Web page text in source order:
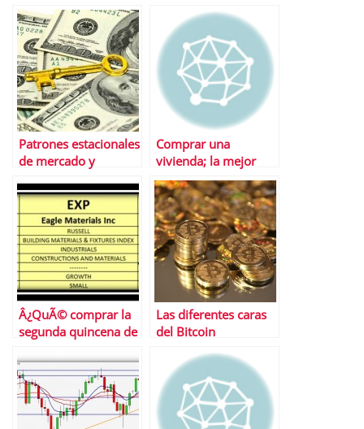
Patrones estacionales
de mercado y
2013
Comprar una
vivienda; la mejor
forma de perder
dinero
Â¿QuÃ© comprar la
segunda quincena de
Las diferentes caras
del Bitcoin